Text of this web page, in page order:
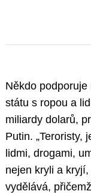
Někdo
státu s ropou a
miliardy dolarů,
Putin. „Teroristy,
lidmi, drogami,
nejen kryli a
vydělává,